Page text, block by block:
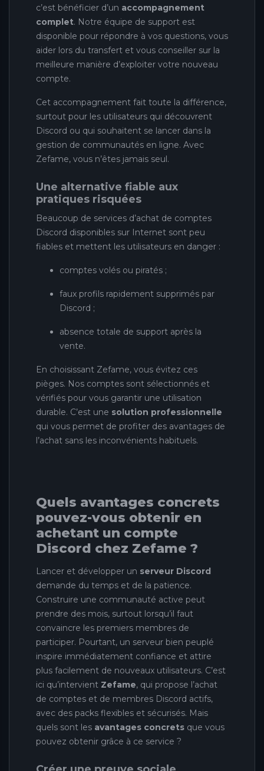
c’est bénéficier d’un accompagnement
complet. Notre équipe de support est
disponible pour répondre à vos questions, vous
aider lors du transfert et vous conseiller sur la
meilleure manière d’exploiter votre nouveau
compte.
Cet accompagnement fait toute la différence,
surtout pour les utilisateurs qui découvrent
Discord ou qui souhaitent se lancer dans la
gestion de communautés en ligne. Avec
Zefame, vous n’êtes jamais seul.
Une alternative fiable aux
pratiques risquées
Beaucoup de services d’achat de comptes
Discord disponibles sur Internet sont peu
fiables et mettent les utilisateurs en danger :
comptes volés ou piratés ;
faux profils rapidement supprimés par
Discord ;
absence totale de support après la
vente.
En choisissant Zefame, vous évitez ces
pièges. Nos comptes sont sélectionnés et
vérifiés pour vous garantir une utilisation
durable. C’est une solution professionnelle
qui vous permet de profiter des avantages de
l’achat sans les inconvénients habituels.
Quels avantages concrets
pouvez-vous obtenir en
achetant un compte
Discord chez Zefame ?
Lancer et développer un serveur Discord
demande du temps et de la patience.
Construire une communauté active peut
prendre des mois, surtout lorsqu’il faut
convaincre les premiers membres de
participer. Pourtant, un serveur bien peuplé
inspire immédiatement confiance et attire
plus facilement de nouveaux utilisateurs. C’est
ici qu’intervient Zefame, qui propose l’achat
de comptes et de membres Discord actifs,
avec des packs flexibles et sécurisés. Mais
quels sont les avantages concrets que vous
pouvez obtenir grâce à ce service ?